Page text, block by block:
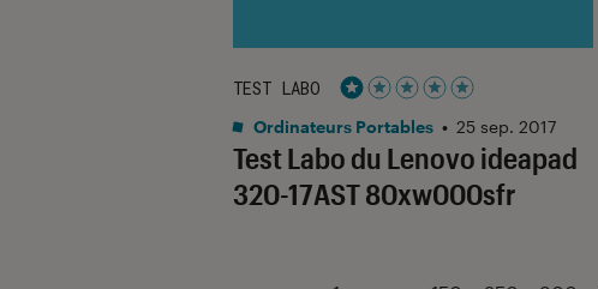
Test Labo du Lenovo ideapad
320-17AST 80xw000sfr
TEST LABO
Noté 1 étoiles sur 5
Ordinateurs Portables • 25 sep. 2017